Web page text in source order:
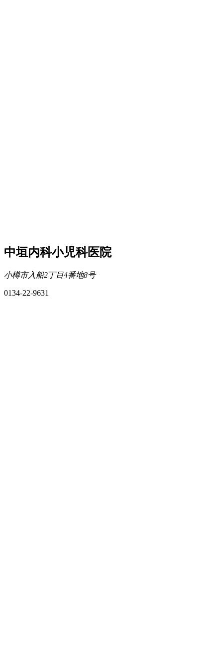
中垣内科小児科医院
小樽市入船2丁目4番地8号
0134-22-9631